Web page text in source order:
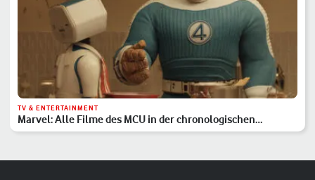
TV & ENTERTAINMENT
Marvel: Alle Filme des MCU in der chronologischen
Reihenfolge